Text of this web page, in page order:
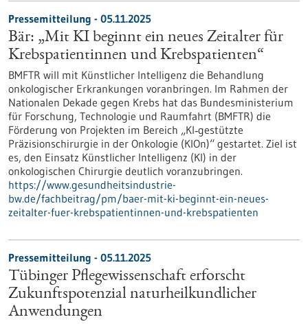
Pressemitteilung - 05.11.2025
Bär: „Mit KI beginnt ein neues Zeitalter für
Krebspatientinnen und Krebspatienten“
BMFTR will mit Künstlicher Intelligenz die Behandlung
onkologischer Erkrankungen voranbringen. Im Rahmen der
Nationalen Dekade gegen Krebs hat das Bundesministerium
für Forschung, Technologie und Raumfahrt (BMFTR) die
Förderung von Projekten im Bereich „KI‑gestützte
Präzisionschirurgie in der Onkologie (KIOn)“ gestartet. Ziel ist
es, den Einsatz Künstlicher Intelligenz (KI) in der
onkologischen Chirurgie deutlich voranzubringen.
https://www.gesundheitsindustrie-
bw.de/fachbeitrag/pm/baer-mit-ki-beginnt-ein-neues-
zeitalter-fuer-krebspatientinnen-und-krebspatienten
Pressemitteilung - 05.11.2025
Tübinger Pflegewissenschaft erforscht
Zukunftspotenzial naturheilkundlicher
Anwendungen